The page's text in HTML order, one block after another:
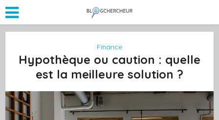
Finance
Hypothèque ou caution : quelle
est la meilleure solution ?